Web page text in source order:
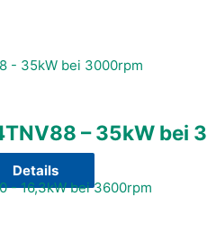
– 35kW bei
Details